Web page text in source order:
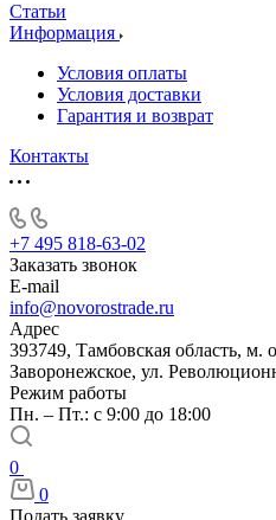
Статьи
Информация
Условия оплаты
Условия доставки
Гарантия и возврат
Контакты
+7 495 818-63-02
Заказать звонок
E-mail
info@novorostrade.ru
Адрес
393749, Тамбовская область,
Заворонежское, ул.
Режим работы
Пн. – Пт.: с 9:00 до 18:00
0
0
Подать заявку